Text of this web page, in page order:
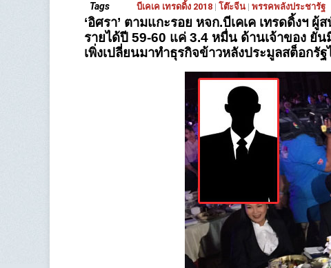
Tags บีเคเค เทรดดิ้ง 2018 | โต๊ะจีน | พรรคพลังประชารัฐ
‘อิศรา’ ตามแกะรอย หจก.บีเคเค เทรดดิ้งฯ
รายได้ปี 59-60 แค่ 3.4 หมื่น ด้านเจ้าของ ยัน
เพิ่งเปลี่ยนมาทำธุรกิจข้าวหลังประมูลสต็อกรัฐ